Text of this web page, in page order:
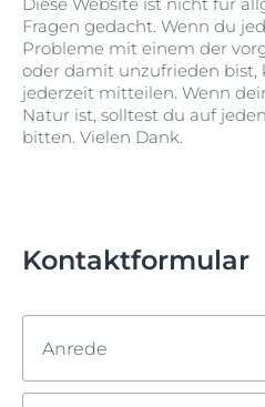
Fragen gedacht. Wenn du
Probleme mit einem der
oder damit unzufrieden bist,
jederzeit mitteilen. Wenn
Natur ist, solltest du auf
bitten. Vielen Dank.
Kontaktformular
Anrede